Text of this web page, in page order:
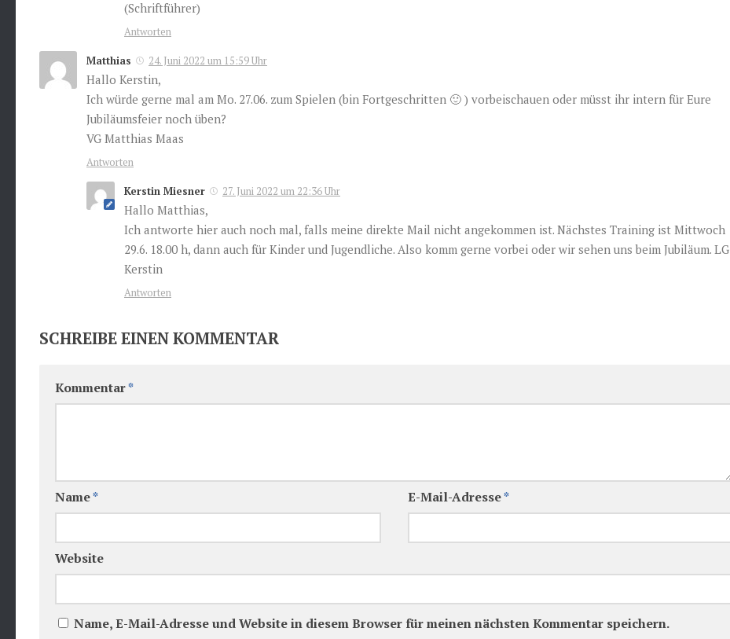
(Schriftführer)
Antworten
Matthias 24. Juni 2022 um 15:59 Uhr
Hallo Kerstin,
Ich würde gerne mal am Mo. 27.06. zum Spielen (bin Fortgeschritten 🙂 ) vorbeischauen oder müsst ihr intern für Eure
Jubiläumsfeier noch üben?
VG Matthias Maas
Antworten
Kerstin Miesner 27. Juni 2022 um 22:36 Uhr
Hallo Matthias,
Ich antworte hier auch noch mal, falls meine direkte Mail nicht angekommen ist. Nächstes Training ist Mittwoch
29.6. 18.00 h, dann auch für Kinder und Jugendliche. Also komm gerne vorbei oder wir sehen uns beim Jubiläum. LG
Kerstin
Antworten
SCHREIBE EINEN KOMMENTAR
Kommentar*
Name* E-Mail-Adresse*
Website
Name, E-Mail-Adresse und Website in diesem Browser für meinen nächsten Kommentar speichern.